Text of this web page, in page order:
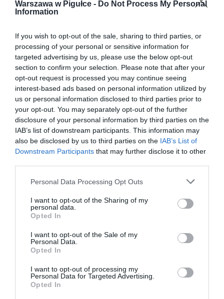
Warszawa w Pigułce - Do Not Process My Personal
Information
If you wish to opt-out of the sale, sharing to third parties, or
processing of your personal or sensitive information for
targeted advertising by us, please use the below opt-out
section to confirm your selection. Please note that after your
opt-out request is processed you may continue seeing
interest-based ads based on personal information utilized by
us or personal information disclosed to third parties prior to
your opt-out. You may separately opt-out of the further
disclosure of your personal information by third parties on the
IAB’s list of downstream participants. This information may
also be disclosed by us to third parties on the IAB’s List of
Downstream Participants that may further disclose it to other
Personal Data Processing Opt Outs
I want to opt-out of the Sharing of my
personal data.
Opted In
I want to opt-out of the Sale of my
Personal Data.
Opted In
I want to opt-out of processing my
Personal Data for Targeted Advertising.
Opted In